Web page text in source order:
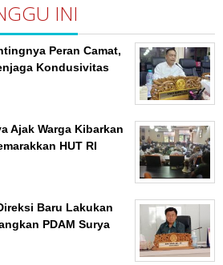
INI
Peran Camat,
Kondusivitas
Ajak Warga Kibarkan
HUT RI
Baru Lakukan
PDAM Surya